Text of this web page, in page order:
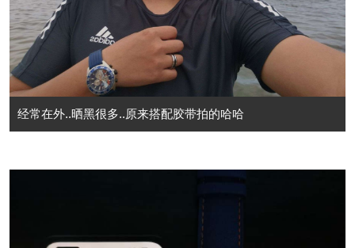
经常在外..晒黑很多..原来搭配胶带拍的哈哈